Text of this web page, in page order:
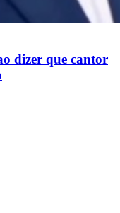
dizer que cantor